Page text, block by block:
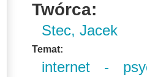
Twórca:
Stec, Jacek
Temat:
internet -